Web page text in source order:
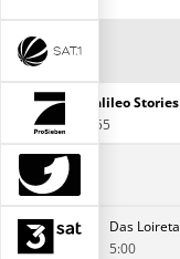
Galileo Stories
4:55
5:00